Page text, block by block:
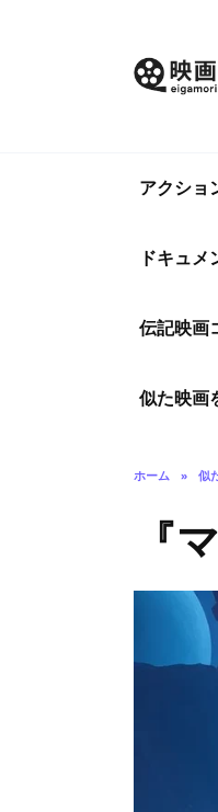
アクショ
ドキュメ
伝記映画
似た映画
ホーム » 似
『